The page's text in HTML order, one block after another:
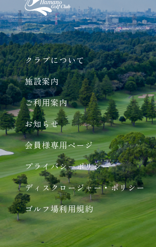
クラブについて
施設案内
ご利用案内
お知らせ
会員様専用ページ
プライバシーポリシー
ディスクロージャー・ポリシー
ゴルフ場利用規約